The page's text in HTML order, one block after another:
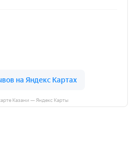
Казани — Яндекс Карты